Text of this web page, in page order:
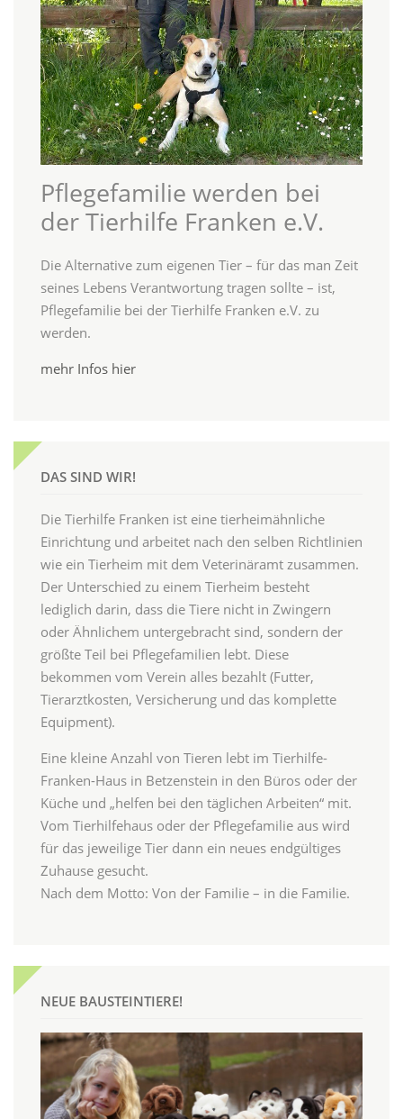
Pflegefamilie werden bei
der Tierhilfe Franken e.V.
Die Alternative zum eigenen Tier – für das man Zeit
seines Lebens Verantwortung tragen sollte – ist,
Pflegefamilie bei der Tierhilfe Franken e.V. zu
werden.
mehr Infos hier
DAS SIND WIR!
Die Tierhilfe Franken ist eine tierheimähnliche
Einrichtung und arbeitet nach den selben Richtlinien
wie ein Tierheim mit dem Veterinäramt zusammen.
Der Unterschied zu einem Tierheim besteht
lediglich darin, dass die Tiere nicht in Zwingern
oder Ähnlichem untergebracht sind, sondern der
größte Teil bei Pflegefamilien lebt. Diese
bekommen vom Verein alles bezahlt (Futter,
Tierarztkosten, Versicherung und das komplette
Equipment).
Eine kleine Anzahl von Tieren lebt im Tierhilfe-
Franken-Haus in Betzenstein in den Büros oder der
Küche und „helfen bei den täglichen Arbeiten“ mit.
Vom Tierhilfehaus oder der Pflegefamilie aus wird
für das jeweilige Tier dann ein neues endgültiges
Zuhause gesucht.
Nach dem Motto: Von der Familie – in die Familie.
NEUE BAUSTEINTIERE!